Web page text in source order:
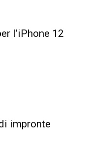
l’iPhone 12
impronte